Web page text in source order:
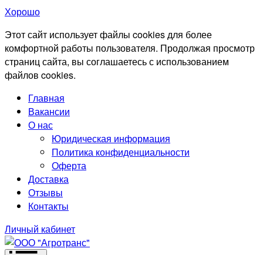
Хорошо
Этот сайт использует файлы cookies для более
комфортной работы пользователя. Продолжая просмотр
страниц сайта, вы соглашаетесь с использованием
файлов cookies.
Главная
Вакансии
О нас
Юридическая информация
Политика конфиденциальности
Оферта
Доставка
Отзывы
Контакты
Личный кабинет